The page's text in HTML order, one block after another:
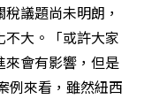
議題尚未明朗，
大。「或許大家
來會有影響，但是
例來看，雖然紐西